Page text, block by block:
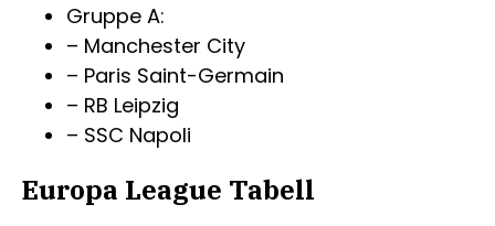
Gruppe A:
– Manchester City
– Paris Saint-Germain
– RB Leipzig
– SSC Napoli
Europa League Tabell